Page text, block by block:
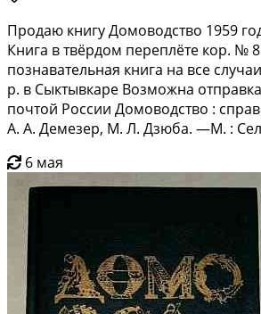
Продаю книгу Домоводство 1959
Книга в твёрдом переплёте кор. №
познавательная книга на все
р. в Сыктывкаре Возможна
почтой России Домоводство :
А. А. Демезер, М. Л. Дзюба. —М. :
6 мая